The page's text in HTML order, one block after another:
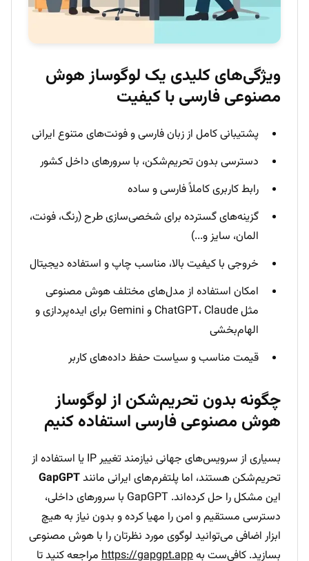
ویژگی‌های کلیدی یک لوگوساز هوش
مصنوعی فارسی با کیفیت
پشتیبانی کامل از زبان فارسی و فونت‌های متنوع ایرانی
دسترسی بدون تحریم‌شکن، با سرورهای داخل کشور
رابط کاربری کاملاً فارسی و ساده
گزینه‌های گسترده برای شخصی‌سازی طرح (رنگ، فونت،
المان، سایز و...)
خروجی با کیفیت بالا، مناسب چاپ و استفاده دیجیتال
امکان استفاده از مدل‌های مختلف هوش مصنوعی
مثل ChatGPT، Claude و Gemini برای ایده‌پردازی و
الهام‌بخشی
قیمت مناسب و سیاست حفظ داده‌های کاربر
چگونه بدون تحریم‌شکن از لوگوساز
هوش مصنوعی فارسی استفاده کنیم
بسیاری از سرویس‌های جهانی نیازمند تغییر IP یا استفاده از
تحریم‌شکن هستند، اما پلتفرم‌های ایرانی مانندGapGPT
این مشکل را حل کرده‌اند. GapGPT با سرورهای داخلی،
دسترسی مستقیم و امن را مهیا کرده و بدون نیاز به هیچ
ابزار اضافی می‌توانید لوگوی مورد نظرتان را با هوش مصنوعی
بسازید. کافی‌ست بهhttps://gapgpt.app مراجعه کنید تا